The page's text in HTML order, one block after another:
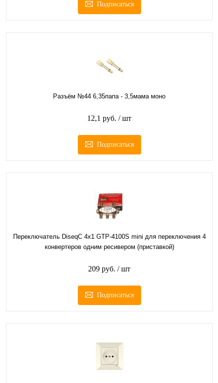
Подписаться
Разъём №44 6,35папа - 3,5мама моно
12,1 руб. / шт
Подписаться
Переключатель DiseqC 4х1 GTP-4100S mini для переключения 4
конвертеров одним ресивером (приставкой)
209 руб. / шт
Подписаться